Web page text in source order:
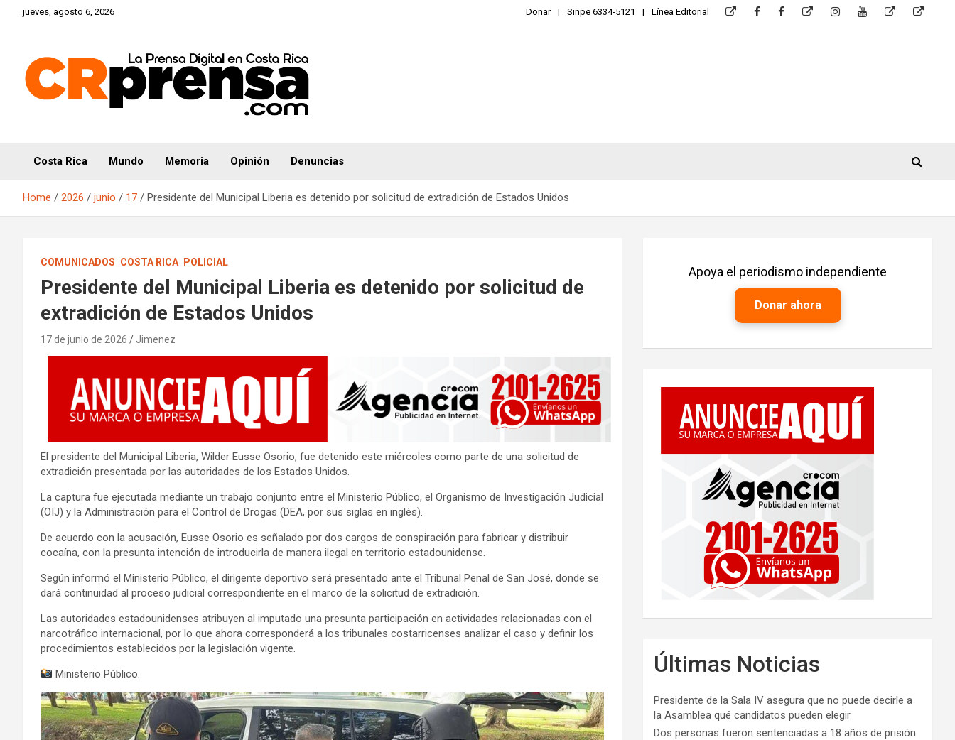
jueves, agosto 6, 2026 Donar Sinpe 6334-5121 Línea Editorial
Costa Rica Mundo Memoria Opinión Denuncias
Home 2026 junio 17 Presidente del Municipal Liberia es detenido por solicitud de extradición de Estados Unidos
COMUNICADOS COSTA RICA POLICIAL
Presidente del Municipal Liberia es detenido por solicitud de
extradición de Estados Unidos
17 de junio de 2026 Jimenez
El presidente del Municipal Liberia, Wilder Eusse Osorio, fue detenido este miércoles como parte de una solicitud de
extradición presentada por las autoridades de los Estados Unidos.
La captura fue ejecutada mediante un trabajo conjunto entre el Ministerio Público, el Organismo de Investigación Judicial
(OIJ) y la Administración para el Control de Drogas (DEA, por sus siglas en inglés).
De acuerdo con la acusación, Eusse Osorio es señalado por dos cargos de conspiración para fabricar y distribuir
cocaína, con la presunta intención de introducirla de manera ilegal en territorio estadounidense.
Según informó el Ministerio Público, el dirigente deportivo será presentado ante el Tribunal Penal de San José, donde se
dará continuidad al proceso judicial correspondiente en el marco de la solicitud de extradición.
Las autoridades estadounidenses atribuyen al imputado una presunta participación en actividades relacionadas con el
narcotráfico internacional, por lo que ahora corresponderá a los tribunales costarricenses analizar el caso y definir los
procedimientos establecidos por la legislación vigente.
Ministerio Público.
Apoya el periodismo independiente
Donar ahora
Últimas Noticias
Presidente de la Sala IV asegura que no puede decirle a
la Asamblea qué candidatos pueden elegir
Dos personas fueron sentenciadas a 18 años de prisión